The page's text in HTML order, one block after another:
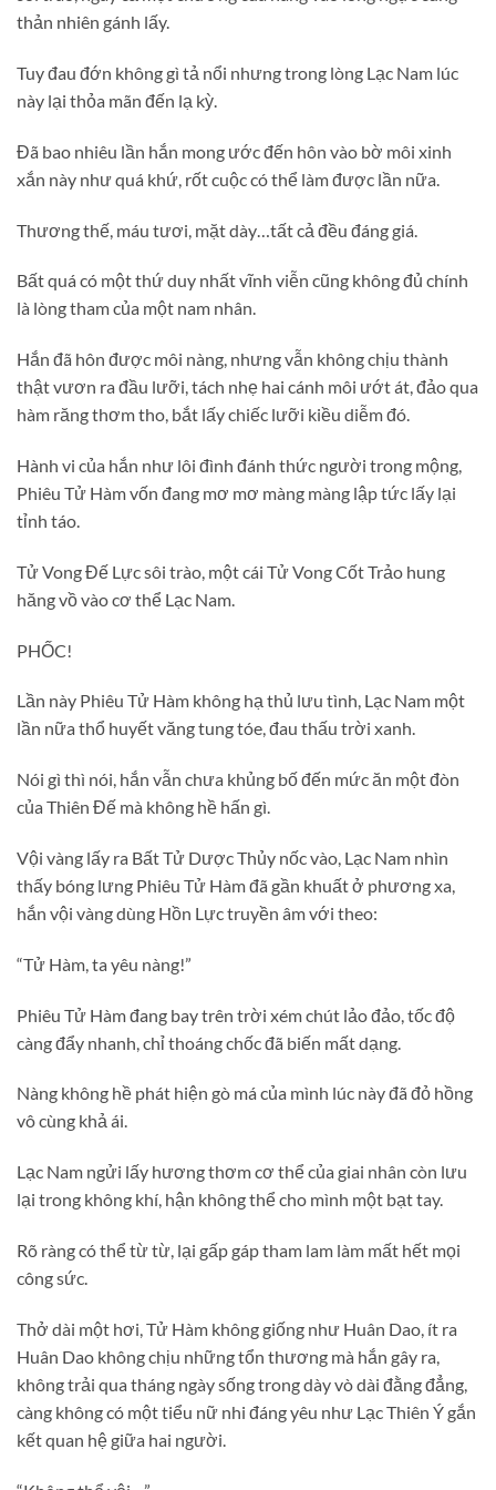
thản nhiên gánh lấy.
Tuy đau đớn không gì tả nổi nhưng trong lòng Lạc Nam lúc
này lại thỏa mãn đến lạ kỳ.
Đã bao nhiêu lần hắn mong ước đến hôn vào bờ môi xinh
xắn này như quá khứ, rốt cuộc có thể làm được lần nữa.
Thương thế, máu tươi, mặt dày…tất cả đều đáng giá.
Bất quá có một thứ duy nhất vĩnh viễn cũng không đủ chính
là lòng tham của một nam nhân.
Hắn đã hôn được môi nàng, nhưng vẫn không chịu thành
thật vươn ra đầu lưỡi, tách nhẹ hai cánh môi ướt át, đảo qua
hàm răng thơm tho, bắt lấy chiếc lưỡi kiều diễm đó.
Hành vi của hắn như lôi đình đánh thức người trong mộng,
Phiêu Tử Hàm vốn đang mơ mơ màng màng lập tức lấy lại
tỉnh táo.
Tử Vong Đế Lực sôi trào, một cái Tử Vong Cốt Trảo hung
hăng vồ vào cơ thể Lạc Nam.
PHỐC!
Lần này Phiêu Tử Hàm không hạ thủ lưu tình, Lạc Nam một
lần nữa thổ huyết văng tung tóe, đau thấu trời xanh.
Nói gì thì nói, hắn vẫn chưa khủng bố đến mức ăn một đòn
của Thiên Đế mà không hề hấn gì.
Vội vàng lấy ra Bất Tử Dược Thủy nốc vào, Lạc Nam nhìn
thấy bóng lưng Phiêu Tử Hàm đã gần khuất ở phương xa,
hắn vội vàng dùng Hồn Lực truyền âm với theo:
“Tử Hàm, ta yêu nàng!”
Phiêu Tử Hàm đang bay trên trời xém chút lảo đảo, tốc độ
càng đẩy nhanh, chỉ thoáng chốc đã biến mất dạng.
Nàng không hề phát hiện gò má của mình lúc này đã đỏ hồng
vô cùng khả ái.
Lạc Nam ngửi lấy hương thơm cơ thể của giai nhân còn lưu
lại trong không khí, hận không thể cho mình một bạt tay.
Rõ ràng có thể từ từ, lại gấp gáp tham lam làm mất hết mọi
công sức.
Thở dài một hơi, Tử Hàm không giống như Huân Dao, ít ra
Huân Dao không chịu những tổn thương mà hắn gây ra,
không trải qua tháng ngày sống trong dày vò dài đằng đẳng,
càng không có một tiểu nữ nhi đáng yêu như Lạc Thiên Ý gắn
kết quan hệ giữa hai người.